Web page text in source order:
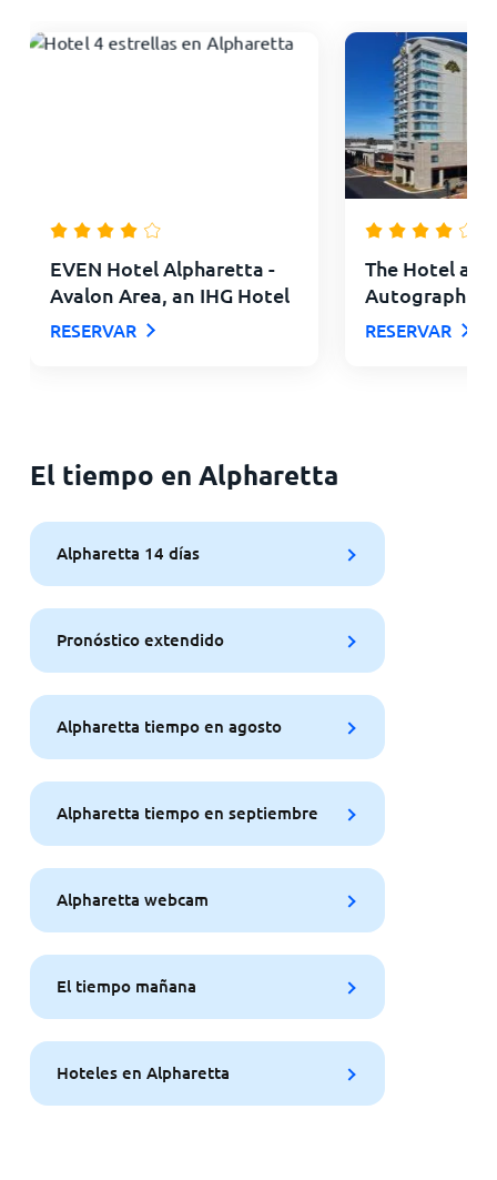
EVEN Hotel Alpharetta -
Avalon Area, an IHG Hotel
RESERVAR
The Hotel at
Autograph
RESERVAR
El tiempo en Alpharetta
Alpharetta 14 días
Pronóstico extendido
Alpharetta tiempo en agosto
Alpharetta tiempo en septiembre
Alpharetta webcam
El tiempo mañana
Hoteles en Alpharetta